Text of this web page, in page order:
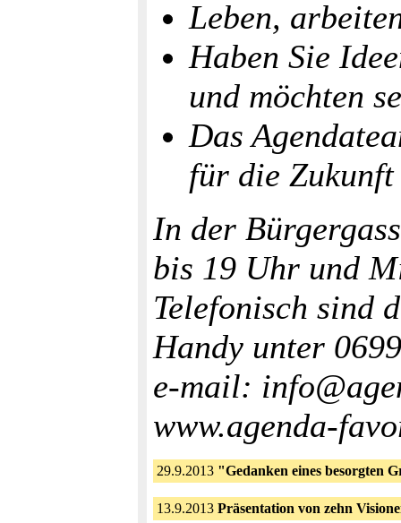
Leben,
Haben Sie
und möchten
Das
für die
In der
bis 19 Uhr und
Telefonisch sind
Handy unter
e-mail:
www.agenda-
29.9.2013 "Gedanken eines besorgten
13.9.2013 Präsentation von zehn